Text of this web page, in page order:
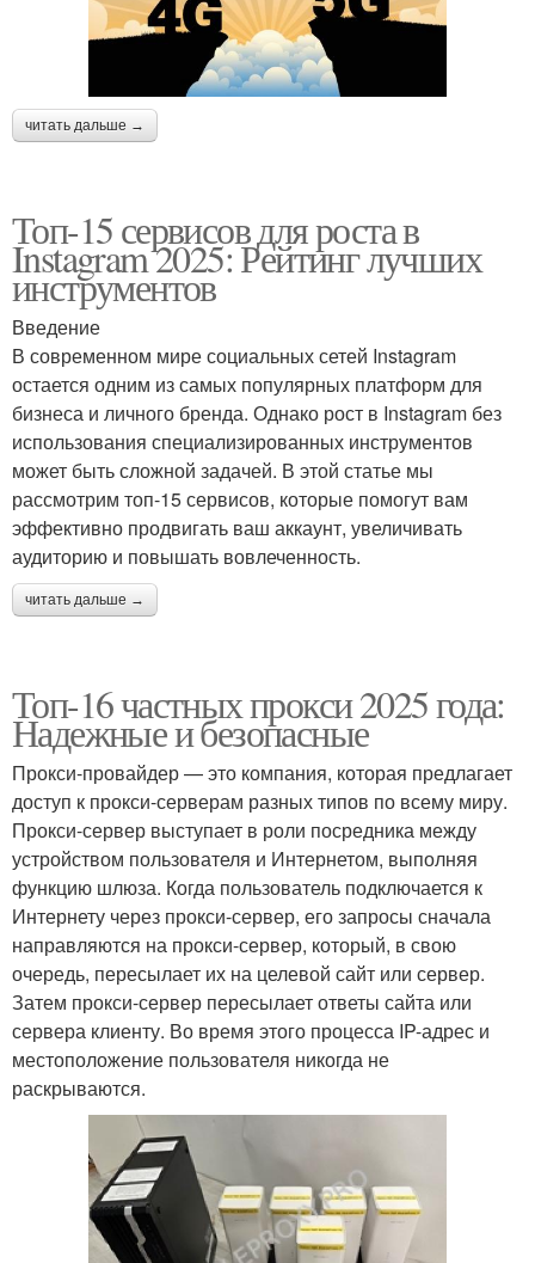
читать дальше →
Топ-15 сервисов для роста в
Instagram 2025: Рейтинг лучших
инструментов
Введение
В современном мире социальных сетей Instagram
остается одним из самых популярных платформ для
бизнеса и личного бренда. Однако рост в Instagram без
использования специализированных инструментов
может быть сложной задачей. В этой статье мы
рассмотрим топ-15 сервисов, которые помогут вам
эффективно продвигать ваш аккаунт, увеличивать
аудиторию и повышать вовлеченность.
читать дальше →
Топ-16 частных прокси 2025 года:
Надежные и безопасные
Прокси-провайдер — это компания, которая предлагает
доступ к прокси-серверам разных типов по всему миру.
Прокси-сервер выступает в роли посредника между
устройством пользователя и Интернетом, выполняя
функцию шлюза. Когда пользователь подключается к
Интернету через прокси-сервер, его запросы сначала
направляются на прокси-сервер, который, в свою
очередь, пересылает их на целевой сайт или сервер.
Затем прокси-сервер пересылает ответы сайта или
сервера клиенту. Во время этого процесса IP-адрес и
местоположение пользователя никогда не
раскрываются.